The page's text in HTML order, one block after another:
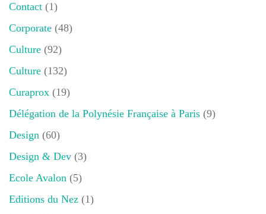
Contact (1)
Corporate (48)
Culture (92)
Culture (132)
Curaprox (19)
Délégation de la Polynésie Française à Paris (9)
Design (60)
Design & Dev (3)
Ecole Avalon (5)
Editions du Nez (1)